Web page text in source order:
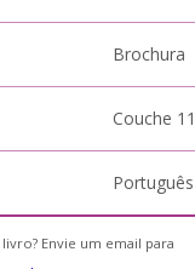
Brochura
Couche
Português
Envie um email para